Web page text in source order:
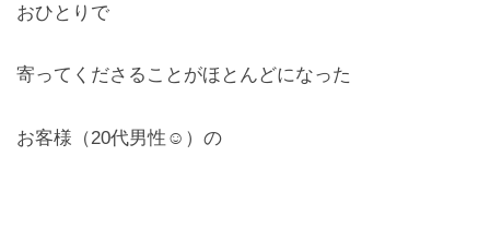
おひとりで
寄ってくださることがほとんどになった
お客様（20代男性☺）の